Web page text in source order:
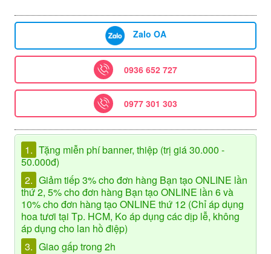
Zalo OA
0936 652 727
0977 301 303
1. Tặng miễn phí banner, thiệp (trị giá 30.000 -
50.000đ)
2. Giảm tiếp 3% cho đơn hàng Bạn tạo ONLINE lần
thứ 2, 5% cho đơn hàng Bạn tạo ONLINE lần 6 và
10% cho đơn hàng tạo ONLINE thứ 12 (Chỉ áp dụng
hoa tươi tại Tp. HCM, Ko áp dụng các dịp lễ, không
áp dụng cho lan hồ điệp)
3. Giao gấp trong 2h